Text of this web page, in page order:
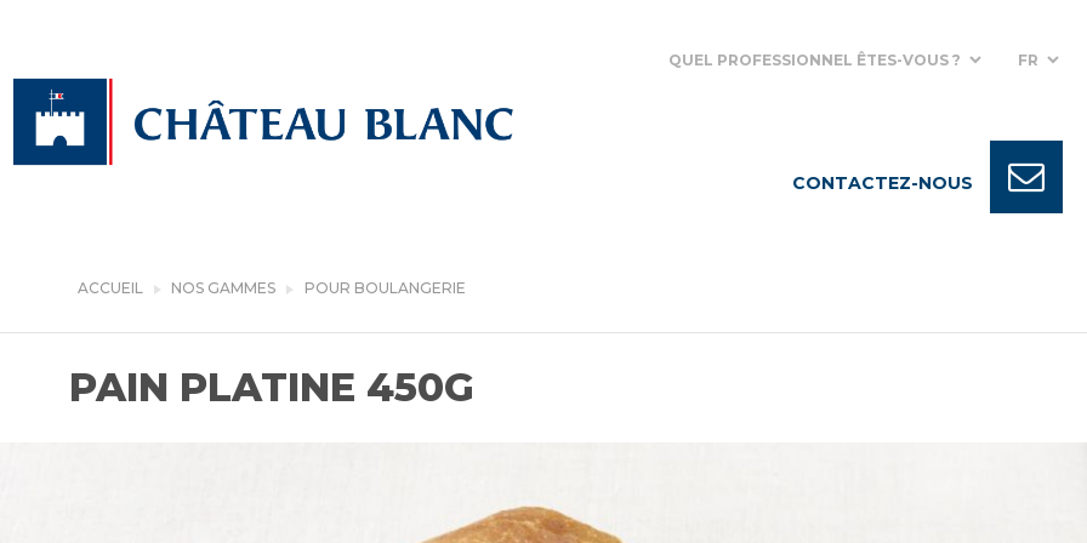
QUEL PROFESSIONNEL ÊTES-VOUS ? FR
CONTACTEZ-NOUS
ACCUEIL NOS GAMMES POUR BOULANGERIE
PAIN PLATINE 450G